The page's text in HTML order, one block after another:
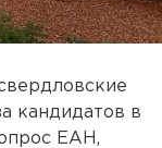
кандидатов в
ЕАН,